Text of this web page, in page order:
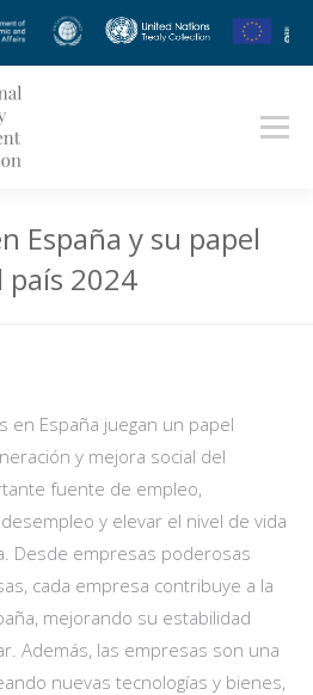
España y su papel
país 2024
en España juegan un papel
y mejora social del
fuente de empleo,
y elevar el nivel de vida
Desde empresas poderosas
cada empresa contribuye a la
mejorando su estabilidad
Además, las empresas son una
nuevas tecnologías y bienes,